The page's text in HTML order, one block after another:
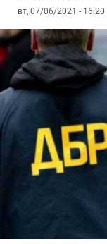
вт, 07/06/2021 - 16:20
#ООС
#боротьба
з
корупцією